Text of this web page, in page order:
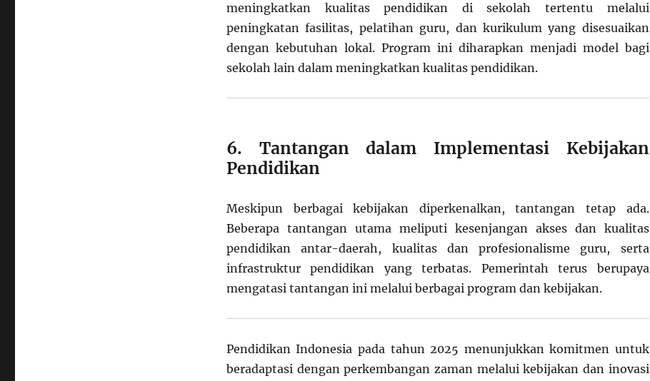
meningkatkan kualitas pendidikan di sekolah tertentu melalui
peningkatan fasilitas, pelatihan guru, dan kurikulum yang disesuaikan
dengan kebutuhan lokal. Program ini diharapkan menjadi model bagi
sekolah lain dalam meningkatkan kualitas pendidikan.
6. Tantangan dalam Implementasi Kebijakan
Pendidikan
Meskipun berbagai kebijakan diperkenalkan, tantangan tetap ada.
Beberapa tantangan utama meliputi kesenjangan akses dan kualitas
pendidikan antar-daerah, kualitas dan profesionalisme guru, serta
infrastruktur pendidikan yang terbatas. Pemerintah terus berupaya
mengatasi tantangan ini melalui berbagai program dan kebijakan.
Pendidikan Indonesia pada tahun 2025 menunjukkan komitmen untuk
beradaptasi dengan perkembangan zaman melalui kebijakan dan inovasi